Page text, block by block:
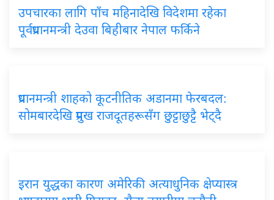
उपचारका लागि पाँच महिनादेखि विदेशमा रहेका
पूर्वप्रधानमन्त्री देउवा बिहीबार नेपाल फर्किने
प्रधानमन्त्री शाहको कूटनीतिक अडानमा फेरबदल:
सोमबारदेखि प्रमुख राजदूतहरूसँग छुट्टाछुट्टै भेट्दै
इरान युद्धका कारण अमेरिकी अत्याधुनिक क्षेप्यास्त्र